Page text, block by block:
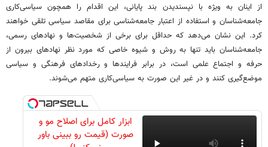
از اینان به ویژه با نپسندیدن بند پایانی، این اقدام را همچون سیاسی‌کاری
جامعه‌شناسان و استفاده از اعتبار جامعه‌شناسی برای مقاصد سیاسی تلقی خواهند
کرد. این نشان می‌دهد که حداقل برای برخی از شخصیت‌ها و نهادهای رسمی،
جامعه‌شناسان باید تنها به روش و شیوه‌ خاصی که مورد نظر نهادهای بیرون از
حرفه و اجتماع علمی است، در برابر فرایندها و رخدادهای فرهنگی و سیاسی
موضع‌گیری کنند و در غیر این صورت به سیاسی‌کاری متهم می‌شوند.
ابزار کامل برای اصلاح مو و
صورت (قیمت رو ببینی باور